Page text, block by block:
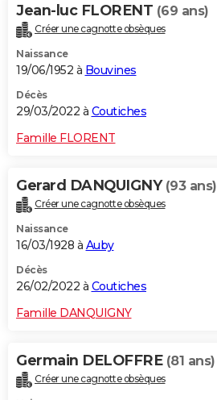
Jean-luc FLORENT (69 ans)
Créer une cagnotte obsèques
Naissance
19/06/1952 à Bouvines
Décès
29/03/2022 à Coutiches
Famille FLORENT
Gerard DANQUIGNY (93 ans)
Créer une cagnotte obsèques
Naissance
16/03/1928 à Auby
Décès
26/02/2022 à Coutiches
Famille DANQUIGNY
Germain DELOFFRE (81 ans)
Créer une cagnotte obsèques